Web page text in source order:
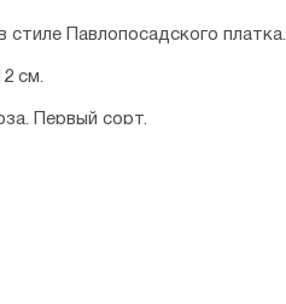
стиле Павлопосадского платка.
см.
Первый сорт.